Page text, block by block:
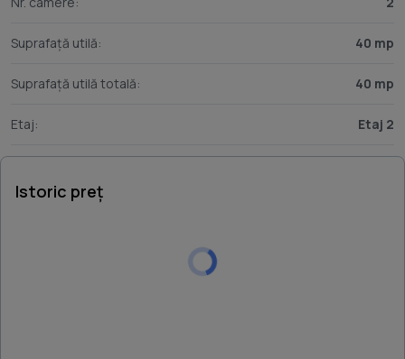
Suprafață utilă: 40 mp
Suprafață utilă totală: 40 mp
Etaj: Etaj 2
Istoric preț